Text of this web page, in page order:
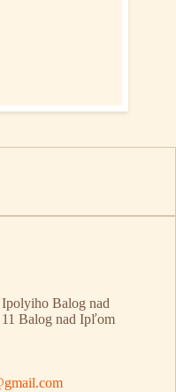
Balog nad
Balog nad Ipľom